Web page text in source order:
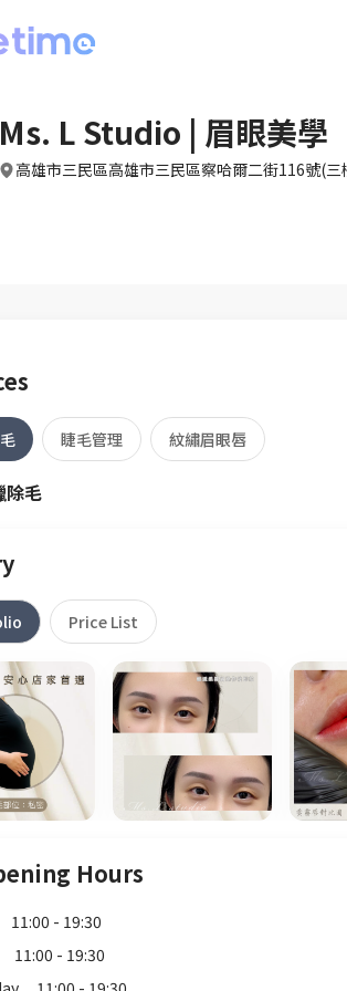
Ms. L Studio | 眉眼美學
高雄市三民區高雄市三民區察哈爾二街116號(三
睫毛管理 紋繡眉眼唇
除毛
Price List
Hours
11:00 - 19:30
11:00 - 19:30